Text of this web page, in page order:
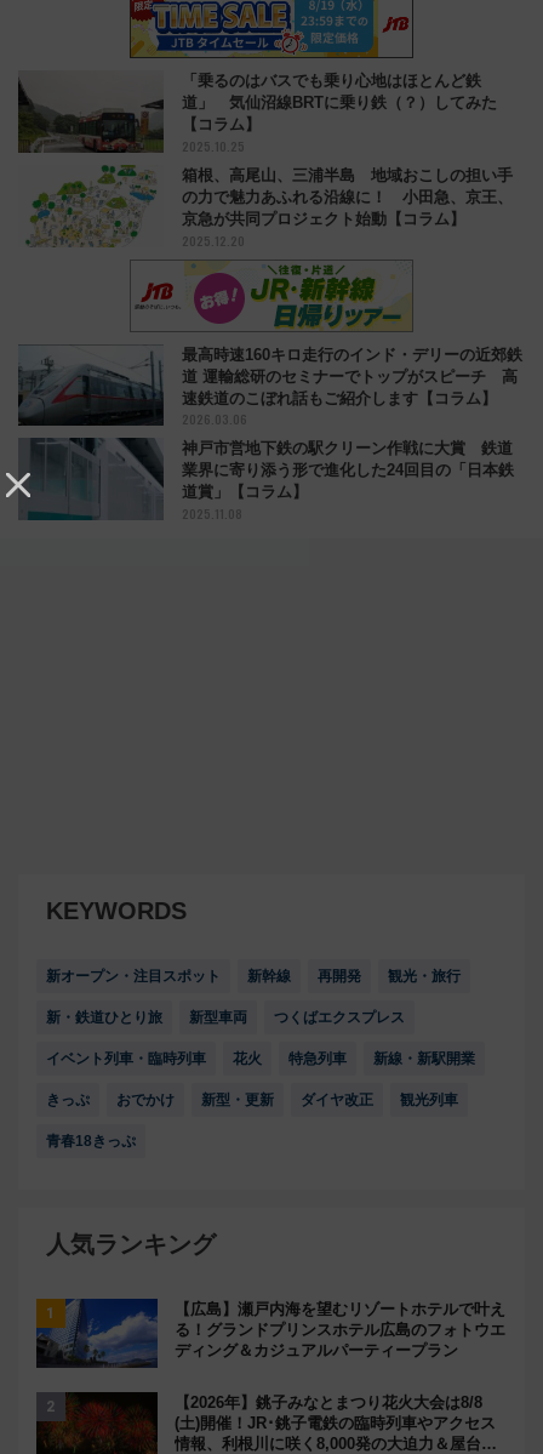
「乗るのはバスでも乗り心地はほとんど鉄
道」 気仙沼線BRTに乗り鉄（？）してみた
【コラム】
2025.10.25
箱根、高尾山、三浦半島 地域おこしの担い手
の力で魅力あふれる沿線に！ 小田急、京王、
京急が共同プロジェクト始動【コラム】
2025.12.20
最高時速160キロ走行のインド・デリーの近郊鉄
道 運輸総研のセミナーでトップがスピーチ 高
速鉄道のこぼれ話もご紹介します【コラム】
2026.03.06
神戸市営地下鉄の駅クリーン作戦に大賞 鉄道
業界に寄り添う形で進化した24回目の「日本鉄
道賞」【コラム】
2025.11.08
KEYWORDS
新オープン・注目スポット 新幹線 再開発 観光・旅行
新・鉄道ひとり旅 新型車両 つくばエクスプレス
イベント列車・臨時列車 花火 特急列車 新線・新駅開業
きっぷ おでかけ 新型・更新 ダイヤ改正 観光列車
青春18きっぷ
人気ランキング
【広島】瀬戸内海を望むリゾートホテルで叶え
る！グランドプリンスホテル広島のフォトウエ
ディング＆カジュアルパーティープラン
【2026年】銚子みなとまつり花火大会は8/8
(土)開催！JR･銚子電鉄の臨時列車やアクセス
情報、利根川に咲く8,000発の大迫力＆屋台を